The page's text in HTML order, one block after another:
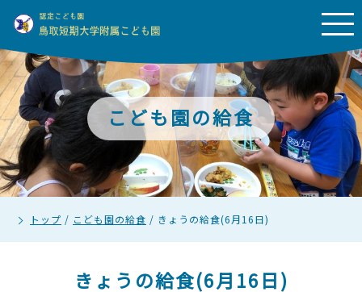
こども園の給食
トップ / こども園の給食 / きょうの給食(6月16日)
きょうの給食(6月16日)